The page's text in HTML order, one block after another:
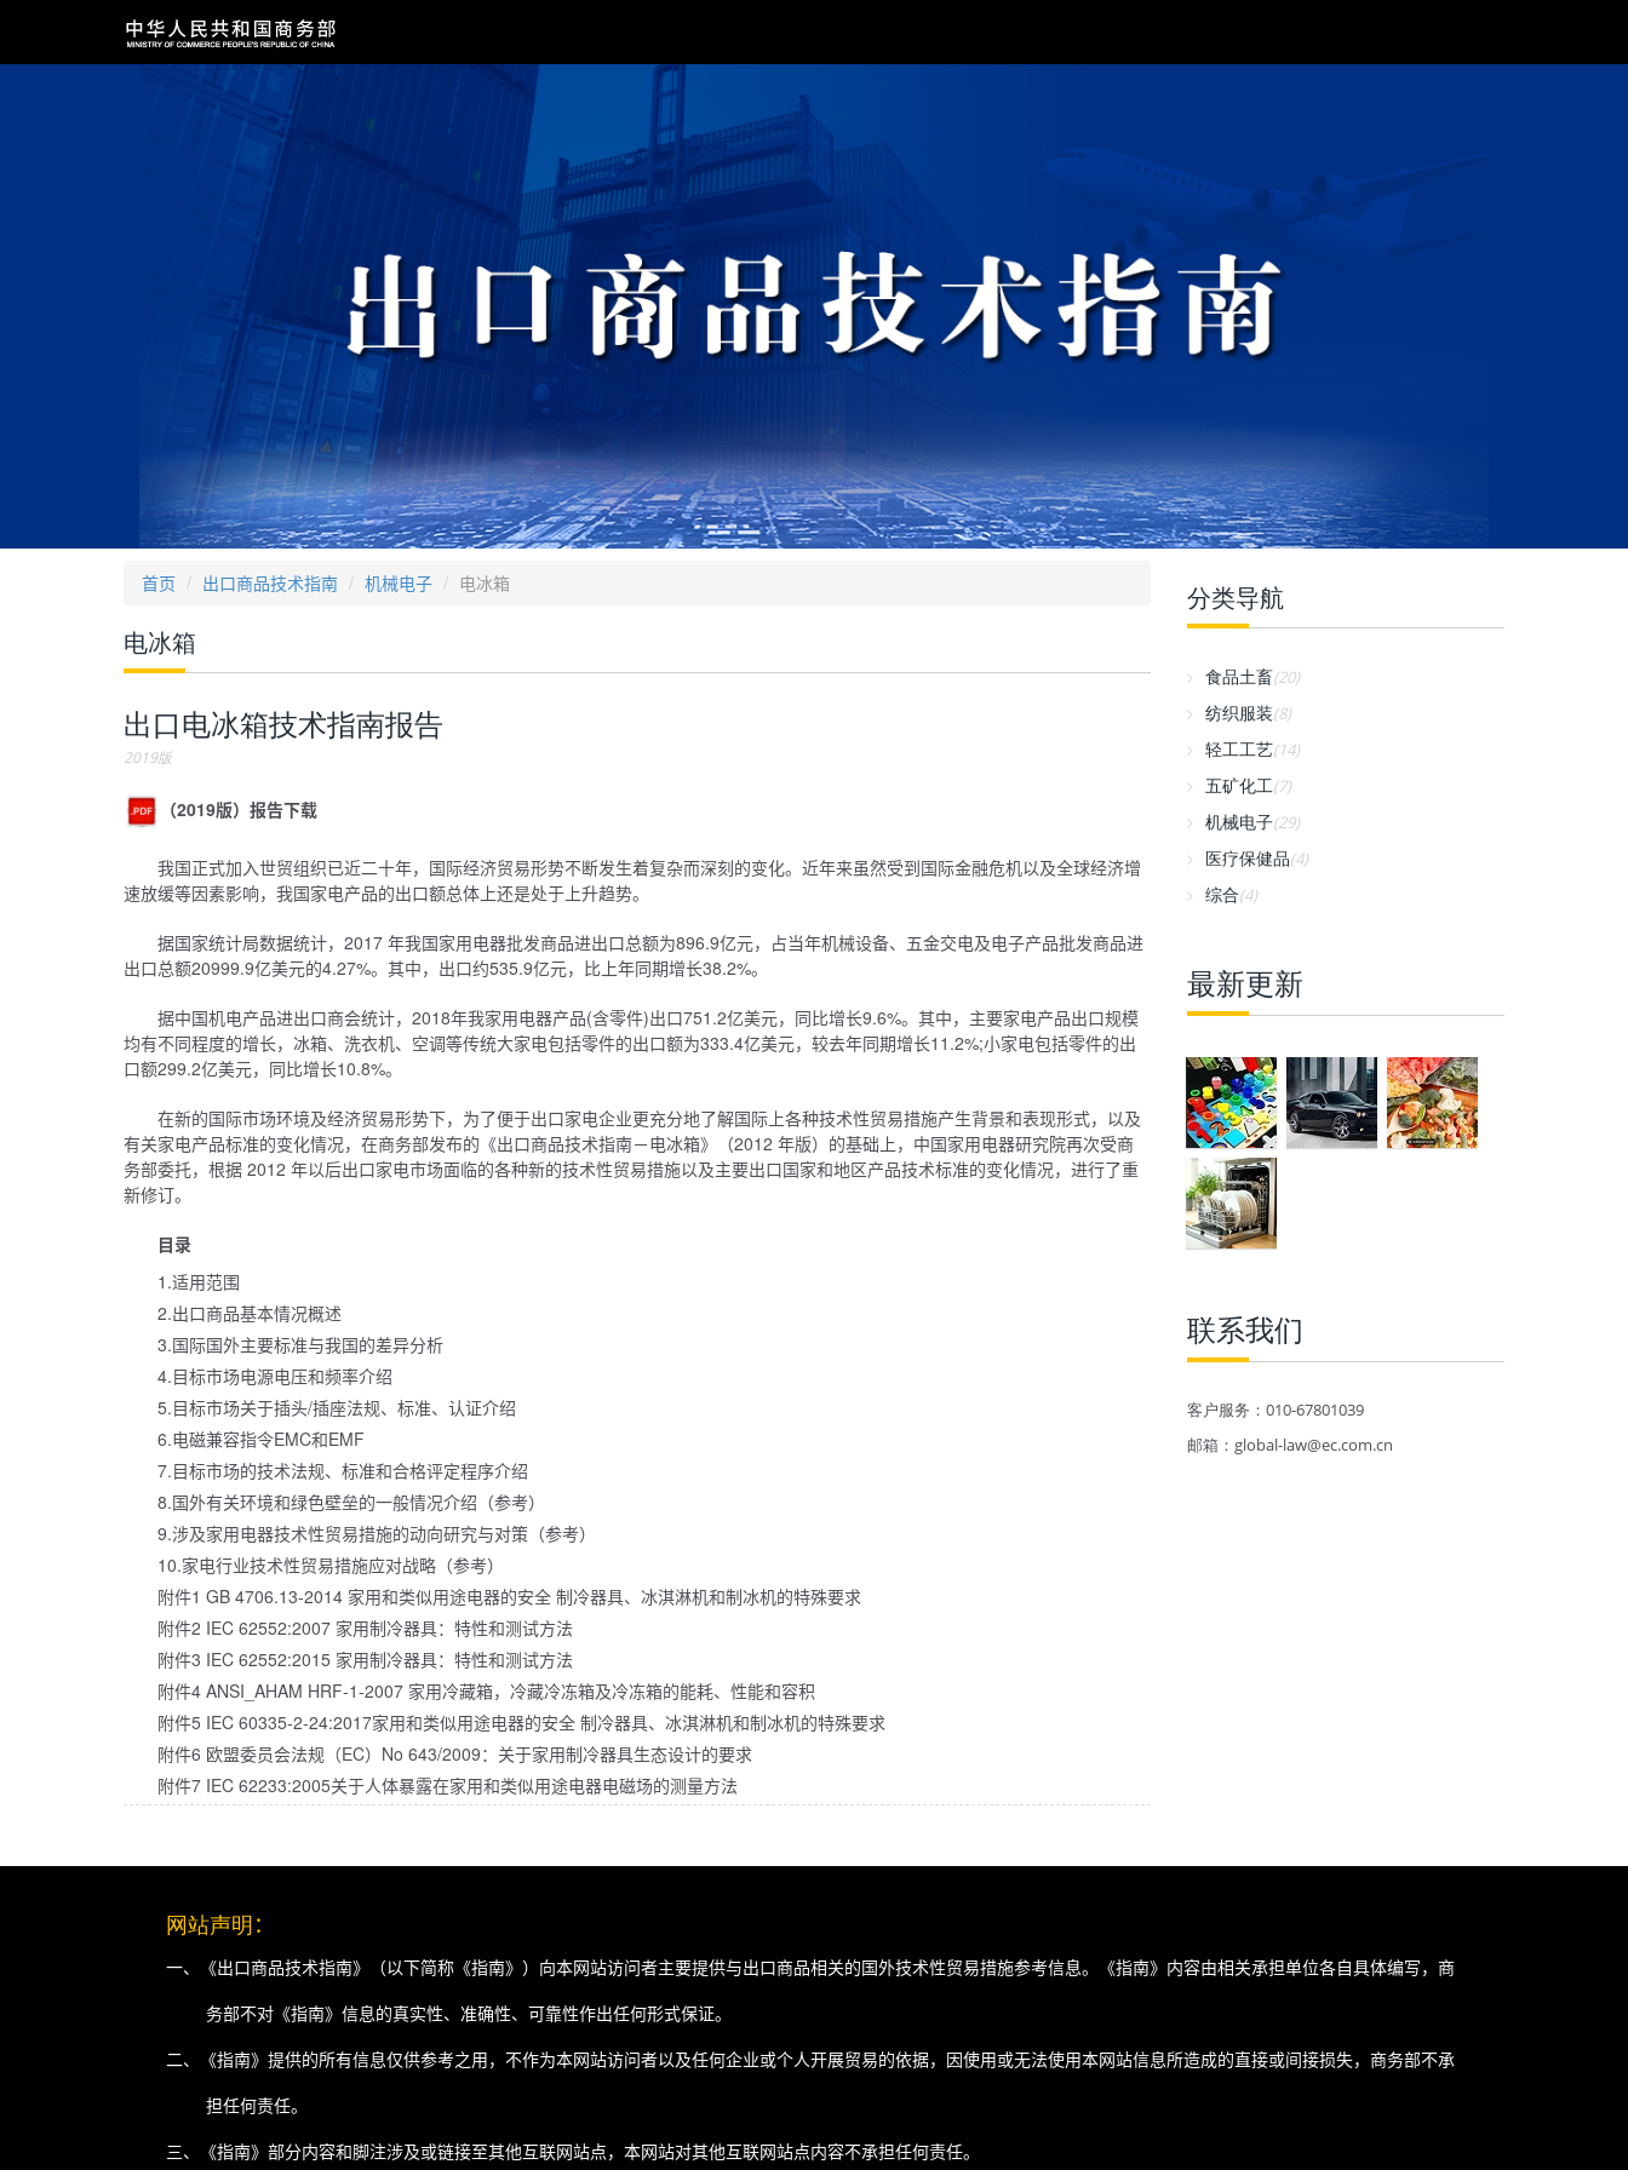
首页 出口商品技术指南 机械电子 电冰箱
电冰箱
出口电冰箱技术指南报告
2019版
（2019版）报告下载
我国正式加入世贸组织已近二十年，国际经济贸易形势不断发生着复杂而深刻的变化。近年来虽然受到国际金融危机以及全球经济增
速放缓等因素影响，我国家电产品的出口额总体上还是处于上升趋势。
据国家统计局数据统计，2017 年我国家用电器批发商品进出口总额为896.9亿元，占当年机械设备、五金交电及电子产品批发商品进
出口总额20999.9亿美元的4.27%。其中，出口约535.9亿元，比上年同期增长38.2%。
据中国机电产品进出口商会统计，2018年我家用电器产品(含零件)出口751.2亿美元，同比增长9.6%。其中，主要家电产品出口规模
均有不同程度的增长，冰箱、洗衣机、空调等传统大家电包括零件的出口额为333.4亿美元，较去年同期增长11.2%;小家电包括零件的出
口额299.2亿美元，同比增长10.8%。
在新的国际市场环境及经济贸易形势下，为了便于出口家电企业更充分地了解国际上各种技术性贸易措施产生背景和表现形式，以及
有关家电产品标准的变化情况，在商务部发布的《出口商品技术指南－电冰箱》（2012 年版）的基础上，中国家用电器研究院再次受商
务部委托，根据 2012 年以后出口家电市场面临的各种新的技术性贸易措施以及主要出口国家和地区产品技术标准的变化情况，进行了重
新修订。
目录
1.适用范围
2.出口商品基本情况概述
3.国际国外主要标准与我国的差异分析
4.目标市场电源电压和频率介绍
5.目标市场关于插头/插座法规、标准、认证介绍
6.电磁兼容指令EMC和EMF
7.目标市场的技术法规、标准和合格评定程序介绍
8.国外有关环境和绿色壁垒的一般情况介绍（参考）
9.涉及家用电器技术性贸易措施的动向研究与对策（参考）
10.家电行业技术性贸易措施应对战略（参考）
附件1 GB 4706.13-2014 家用和类似用途电器的安全 制冷器具、冰淇淋机和制冰机的特殊要求
附件2 IEC 62552:2007 家用制冷器具：特性和测试方法
附件3 IEC 62552:2015 家用制冷器具：特性和测试方法
附件4 ANSI_AHAM HRF-1-2007 家用冷藏箱，冷藏冷冻箱及冷冻箱的能耗、性能和容积
附件5 IEC 60335-2-24:2017家用和类似用途电器的安全 制冷器具、冰淇淋机和制冰机的特殊要求
附件6 欧盟委员会法规（EC）No 643/2009：关于家用制冷器具生态设计的要求
附件7 IEC 62233:2005关于人体暴露在家用和类似用途电器电磁场的测量方法
分类导航
食品土畜(20)
纺织服装(8)
轻工工艺(14)
五矿化工(7)
机械电子(29)
医疗保健品(4)
综合(4)
最新更新
联系我们
客户服务：010-67801039
邮箱：global-law@ec.com.cn
网站声明 ：
一、《出口商品技术指南》（以下简称《指南》）向本网站访问者主要提供与出口商品相关的国外技术性贸易措施参考信息。《指南》内容由相关承担单位各自具体编写，商
务部不对《指南》信息的真实性、准确性、可靠性作出任何形式保证。
二、《指南》提供的所有信息仅供参考之用，不作为本网站访问者以及任何企业或个人开展贸易的依据，因使用或无法使用本网站信息所造成的直接或间接损失，商务部不承
担任何责任。
三、《指南》部分内容和脚注涉及或链接至其他互联网站点，本网站对其他互联网站点内容不承担任何责任。